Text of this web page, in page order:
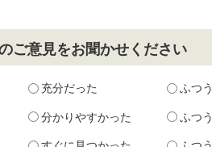
ご意見をお聞かせください
充分だった ふつう
分かりやすかった ふつう